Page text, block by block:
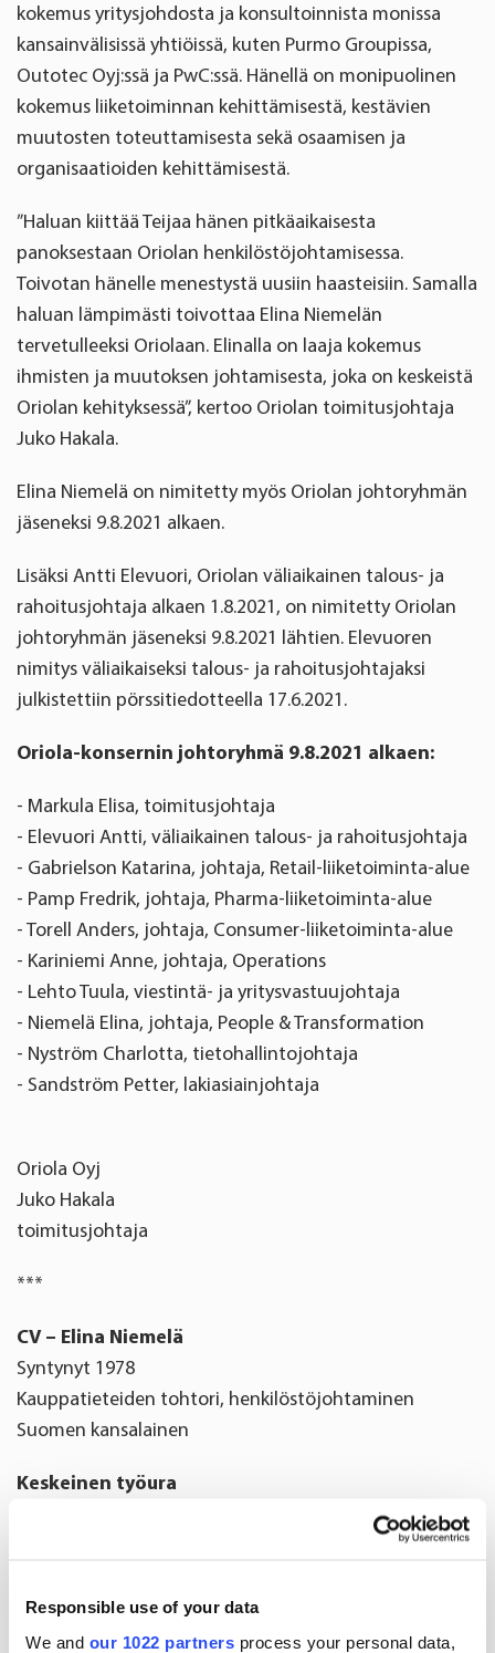
Responsible use of your data
We and our 1022 partners process your personal data,
kokemus yritysjohdosta ja konsultoinnista monissa
kansainvälisissä yhtiöissä, kuten Purmo Groupissa,
Outotec Oyj:ssä ja PwC:ssä. Hänellä on monipuolinen
kokemus liiketoiminnan kehittämisestä, kestävien
muutosten toteuttamisesta sekä osaamisen ja
organisaatioiden kehittämisestä.
”Haluan kiittää Teijaa hänen pitkäaikaisesta
panoksestaan Oriolan henkilöstöjohtamisessa.
Toivotan hänelle menestystä uusiin haasteisiin. Samalla
haluan lämpimästi toivottaa Elina Niemelän
tervetulleeksi Oriolaan. Elinalla on laaja kokemus
ihmisten ja muutoksen johtamisesta, joka on keskeistä
Oriolan kehityksessä”, kertoo Oriolan toimitusjohtaja
Juko Hakala.
Elina Niemelä on nimitetty myös Oriolan johtoryhmän
jäseneksi 9.8.2021 alkaen.
Lisäksi Antti Elevuori, Oriolan väliaikainen talous- ja
rahoitusjohtaja alkaen 1.8.2021, on nimitetty Oriolan
johtoryhmän jäseneksi 9.8.2021 lähtien. Elevuoren
nimitys väliaikaiseksi talous- ja rahoitusjohtajaksi
julkistettiin pörssitiedotteella 17.6.2021.
Oriola-konsernin johtoryhmä 9.8.2021 alkaen:
- Markula Elisa, toimitusjohtaja
- Elevuori Antti, väliaikainen talous- ja rahoitusjohtaja
- Gabrielson Katarina, johtaja, Retail-liiketoiminta-alue
- Pamp Fredrik, johtaja, Pharma-liiketoiminta-alue
- Torell Anders, johtaja, Consumer-liiketoiminta-alue
- Kariniemi Anne, johtaja, Operations
- Lehto Tuula, viestintä- ja yritysvastuujohtaja
- Niemelä Elina, johtaja, People & Transformation
- Nyström Charlotta, tietohallintojohtaja
- Sandström Petter, lakiasiainjohtaja
Oriola Oyj
Juko Hakala
toimitusjohtaja
***
CV – Elina Niemelä
Syntynyt 1978
Kauppatieteiden tohtori, henkilöstöjohtaminen
Suomen kansalainen
Keskeinen työura
2018–2021 Purmo Group, johtaja, Corporate
Hydronic Controls